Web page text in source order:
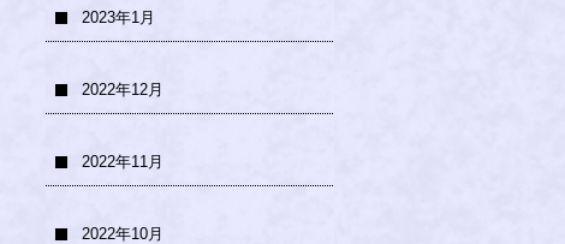
2023年1月
2022年12月
2022年11月
2022年10月